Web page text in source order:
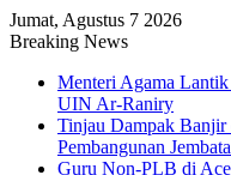
Jumat, Agustus 7 2026
Breaking News
Menteri Agama
UIN Ar-Raniry
Tinjau Dampak Banjir
Pembangunan
Guru Non-PLB di